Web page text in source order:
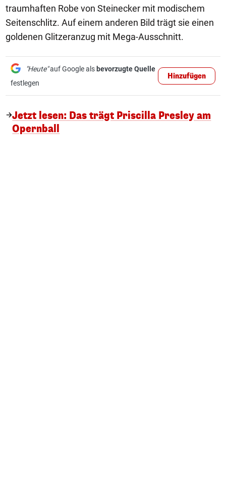
traumhaften Robe von Steinecker mit modischem
Seitenschlitz. Auf einem anderen Bild trägt sie einen
goldenen Glitzeranzug mit Mega-Ausschnitt.
"Heute"auf Google als bevorzugte Quelle
festlegen
Hinzufügen
Jetzt lesen: Das trägt Priscilla Presley am
Opernball